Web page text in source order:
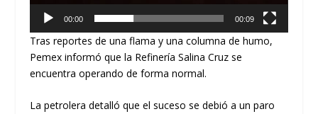
00:00 00:09
Tras reportes de una flama y una columna de humo,
Pemex informó que la Refinería Salina Cruz se
encuentra operando de forma normal.
La petrolera detalló que el suceso se debió a un paro